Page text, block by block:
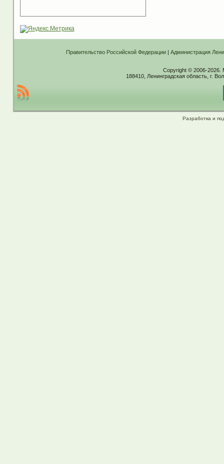
Правительство Российской Федерации| Администрация
Copyright © 2006-2026.
188410, Ленинградская область, г.
Разработка и